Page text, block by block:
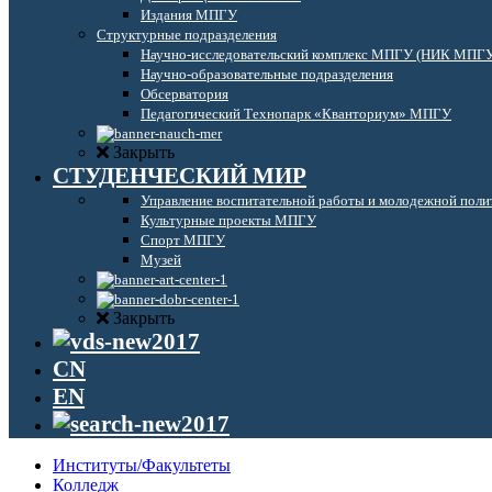
Издания МПГУ
Структурные подразделения
Научно-исследовательский комплекс МПГУ (НИК
Научно-образовательные подразделения
Обсерватория
Педагогический Технопарк «Кванториум» МПГУ
Закрыть
СТУДЕНЧЕСКИЙ МИР
Управление воспитательной работы и молодежной
Культурные проекты МПГУ
Спорт МПГУ
Музей
Закрыть
CN
EN
Институты/Факультеты
Колледж